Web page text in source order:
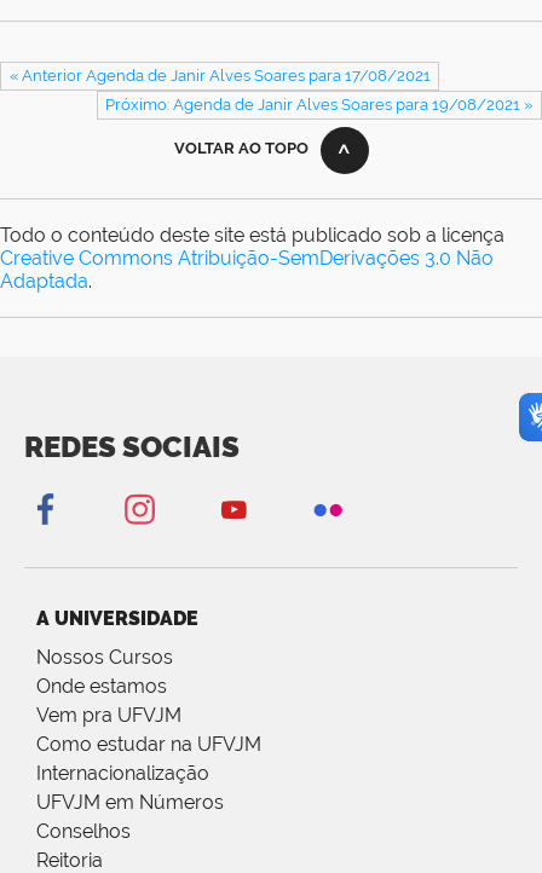
« Anterior Agenda de Janir Alves Soares para 17/08/2021
Próximo: Agenda de Janir Alves Soares para 19/08/2021 »
VOLTAR AO TOPO
Todo o conteúdo deste site está publicado sob a licença
Creative Commons Atribuição-SemDerivações 3.0 Não
Adaptada.
REDES SOCIAIS
A UNIVERSIDADE
Nossos Cursos
Onde estamos
Vem pra UFVJM
Como estudar na UFVJM
Internacionalização
UFVJM em Números
Conselhos
Reitoria